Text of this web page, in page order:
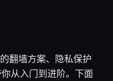
翻墙方案、隐私保护
从入门到进阶。下面